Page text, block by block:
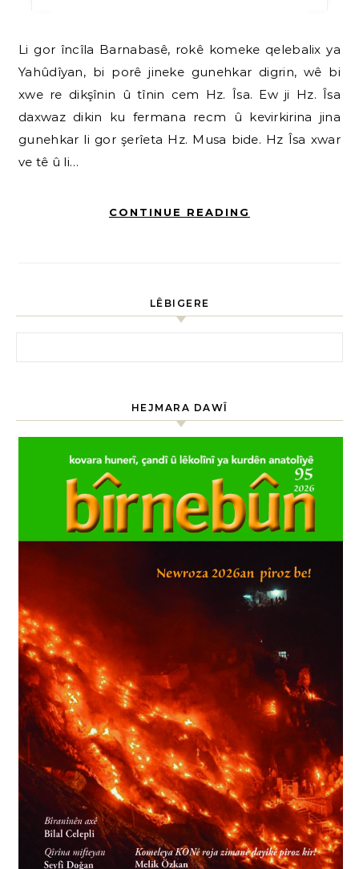
Li gor încîla Barnabasê, rokê komeke qelebalix ya
Yahûdîyan, bi porê jineke gunehkar digrin, wê bi
xwe re dikşînin û tînin cem Hz. Îsa. Ew ji Hz. Îsa
daxwaz dikin ku fermana recm û kevirkirina jina
gunehkar li gor şerîeta Hz. Musa bide. Hz Îsa xwar
ve tê û li…
CONTINUE READING
LÊBIGERE
HEJMARA DAWÎ